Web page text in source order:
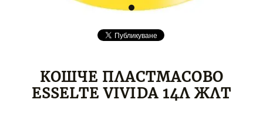
КОШЧЕ ПЛАСТМАСОВО
ESSELTE VIVIDA 14Л ЖЛТ